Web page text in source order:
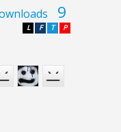
9
P
T
F
L